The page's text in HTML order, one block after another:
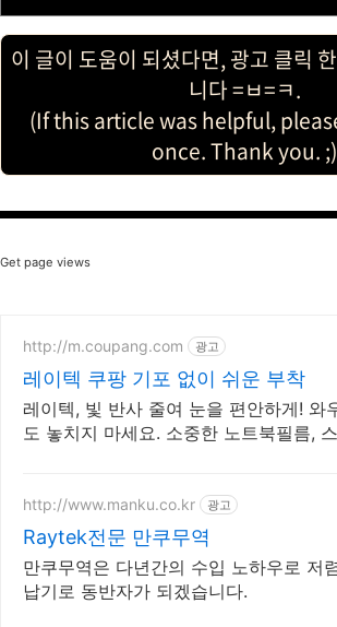
이 글이 도움이 되셨다면, 광고 클릭
니다 =ㅂ=ㅋ.
(If this article was helpful,
once. Thank you. ;)
Get page views
http://m.coupang.com 광고
레이텍 쿠팡 기포 없이 쉬운 부착
레이텍, 빛 반사 줄여 눈을 편안하게! 와
도 놓치지 마세요. 소중한 노트북필름,
http://www.manku.co.kr 광고
Raytek전문 만쿠무역
만쿠무역은 다년간의 수입 노하우로 저
납기로 동반자가 되겠습니다.